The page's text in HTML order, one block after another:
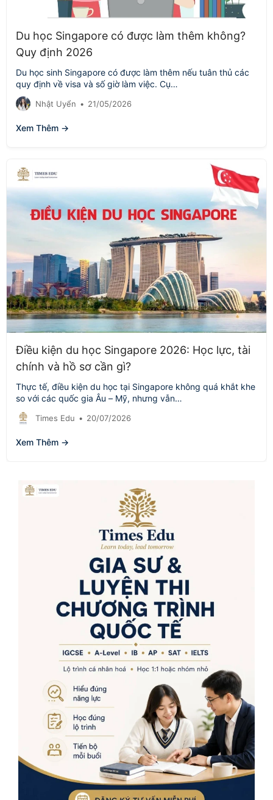
Du học Singapore có được làm thêm không?
Quy định 2026
Du học sinh Singapore có được làm thêm nếu tuân thủ các
quy định về visa và số giờ làm việc. Cụ…
Nhật Uyển • 21/05/2026
Xem Thêm →
Điều kiện du học Singapore 2026: Học lực, tài
chính và hồ sơ cần gì?
Thực tế, điều kiện du học tại Singapore không quá khắt khe
so với các quốc gia Âu – Mỹ, nhưng vẫn…
Times Edu • 20/07/2026
Xem Thêm →